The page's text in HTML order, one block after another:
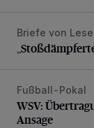
Briefe von
WSV:
Fußball-Pokal
WSV:
Ansage